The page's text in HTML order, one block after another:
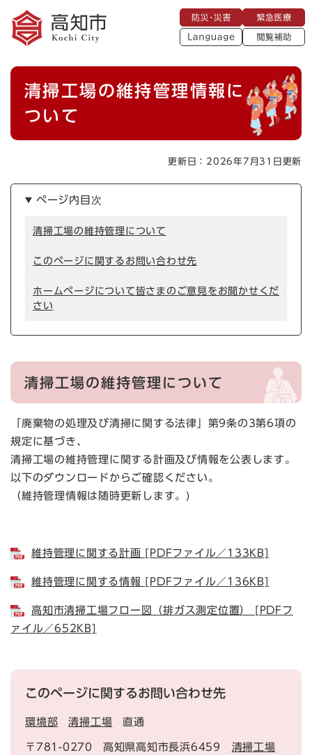
メニューを飛ばして本文へ
災
・
災
急
医
療
L
a
a
g
閲
助
本
清掃工場の維持管理情報に
ついて
更新日：2026年7月31日更新
ページ内目次
清掃工場の維持管理について
このページに関するお問い合わせ先
ホームページについて皆さまのご意見をお聞かせくだ
さい
清掃工場の維持管理について
「廃棄物の処理及び清掃に関する法律」第9条の3第6項の
規定に基づき、
清掃工場の維持管理に関する計画及び情報を公表します。
以下のダウンロードからご確認ください。
（維持管理情報は随時更新します。)
維持管理に関する計画 [PDFファイル／133KB]
維持管理に関する情報 [PDFファイル／136KB]
高知市清掃工場フロー図（排ガス測定位置） [PDFフ
ァイル／652KB]
このページに関するお問い合わせ先
環境部 清掃工場 直通
〒781-0270 高知県高知市長浜6459 清掃工場